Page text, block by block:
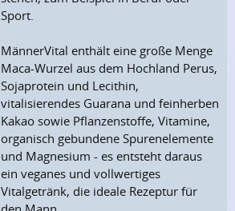
Sport.
MännerVital enthält eine große Menge
Maca-Wurzel aus dem Hochland Perus,
Sojaprotein und Lecithin,
vitalisierendes Guarana und feinherben
Kakao sowie Pflanzenstoffe, Vitamine,
organisch gebundene Spurenelemente
und Magnesium - es entsteht daraus
ein veganes und vollwertiges
Vitalgetränk, die ideale Rezeptur für